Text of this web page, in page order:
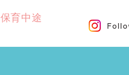
保育中途